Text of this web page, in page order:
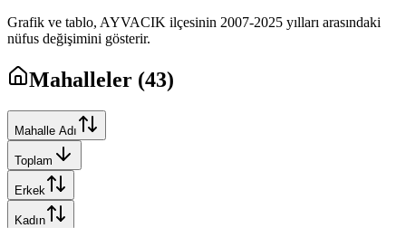
Grafik ve tablo, AYVACIK ilçesinin 2007-2025 yılları arasındaki
nüfus değişimini gösterir.
Mahalleler (43)
Mahalle Adı
Toplam
Erkek
Kadın